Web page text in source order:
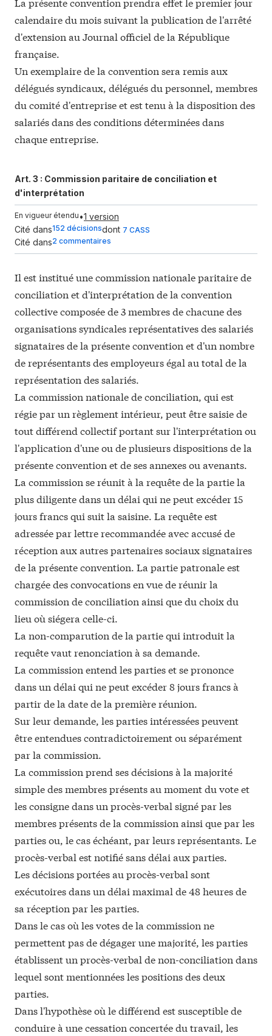
calendaire du mois suivant la publication de l'arrêté
d'extension au Journal officiel de la République
française.
Un exemplaire de la convention sera remis aux
délégués syndicaux, délégués du personnel, membres
du comité d'entreprise et est tenu à la disposition des
salariés dans des conditions déterminées dans
chaque entreprise.
Art. 3 : Commission paritaire de conciliation et
d'interprétation
En vigueur étendu •1 version
Cité dans152 décisionsdont 7 CASS
Cité dans2 commentaires
Il est institué une commission nationale paritaire de
conciliation et d'interprétation de la convention
collective composée de 3 membres de chacune des
organisations syndicales représentatives des salariés
signataires de la présente convention et d'un nombre
de représentants des employeurs égal au total de la
représentation des salariés.
La commission nationale de conciliation, qui est
régie par un règlement intérieur, peut être saisie de
tout différend collectif portant sur l'interprétation ou
l'application d'une ou de plusieurs dispositions de la
présente convention et de ses annexes ou avenants.
La commission se réunit à la requête de la partie la
plus diligente dans un délai qui ne peut excéder 15
jours francs qui suit la saisine. La requête est
adressée par lettre recommandée avec accusé de
réception aux autres partenaires sociaux signataires
de la présente convention. La partie patronale est
chargée des convocations en vue de réunir la
commission de conciliation ainsi que du choix du
lieu où siégera celle-ci.
La non-comparution de la partie qui introduit la
requête vaut renonciation à sa demande.
La commission entend les parties et se prononce
dans un délai qui ne peut excéder 8 jours francs à
partir de la date de la première réunion.
Sur leur demande, les parties intéressées peuvent
être entendues contradictoirement ou séparément
par la commission.
La commission prend ses décisions à la majorité
simple des membres présents au moment du vote et
les consigne dans un procès-verbal signé par les
membres présents de la commission ainsi que par les
parties ou, le cas échéant, par leurs représentants. Le
procès-verbal est notifié sans délai aux parties.
Les décisions portées au procès-verbal sont
exécutoires dans un délai maximal de 48 heures de
sa réception par les parties.
Dans le cas où les votes de la commission ne
permettent pas de dégager une majorité, les parties
établissent un procès-verbal de non-conciliation dans
lequel sont mentionnées les positions des deux
parties.
Dans l'hypothèse où le différend est susceptible de
conduire à une cessation concertée du travail, les